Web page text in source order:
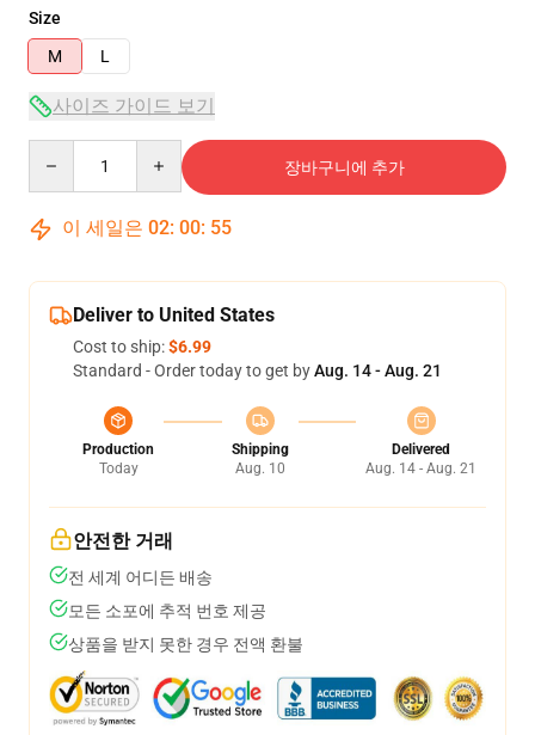
Size
M
L
사이즈 가이드 보기
장바구니에 추가
이 세일은 02: 00: 54
Deliver to United States
Cost to ship:$6.99
Standard - Order today to get byAug. 14 - Aug. 21
Production
Today
Shipping
Aug. 10
Delivered
Aug. 14 - Aug. 21
안전한 거래
전 세계 어디든 배송
모든 소포에 추적 번호 제공
상품을 받지 못한 경우 전액 환불